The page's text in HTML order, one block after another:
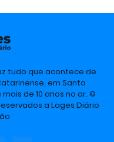
tudo que acontece de
em Santa
de 10 anos no ar. ©
a Lages Diário